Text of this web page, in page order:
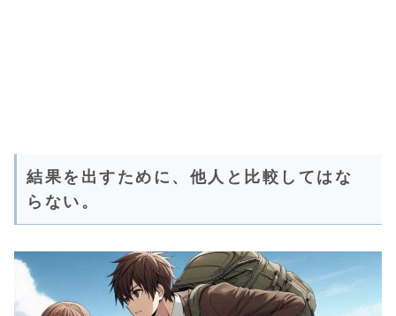
結果を出すために、他人と比較してはな
らない。